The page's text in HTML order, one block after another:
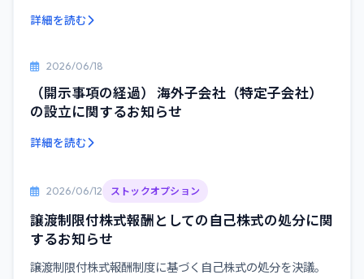
詳細を読む
2026/06/18
（開示事項の経過） 海外子会社（特定子会社）
の設立に関するお知らせ
詳細を読む
2026/06/12 ストックオプション
譲渡制限付株式報酬としての自己株式の処分に関
するお知らせ
譲渡制限付株式報酬制度に基づく自己株式の処分を決議。